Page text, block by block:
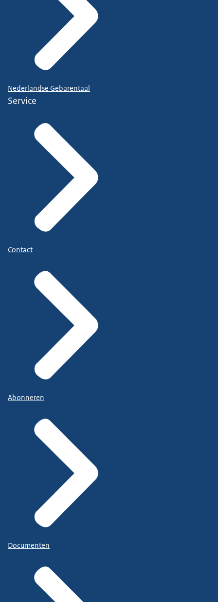
Nederlandse Gebarentaal
Service
Contact
Abonneren
Documenten